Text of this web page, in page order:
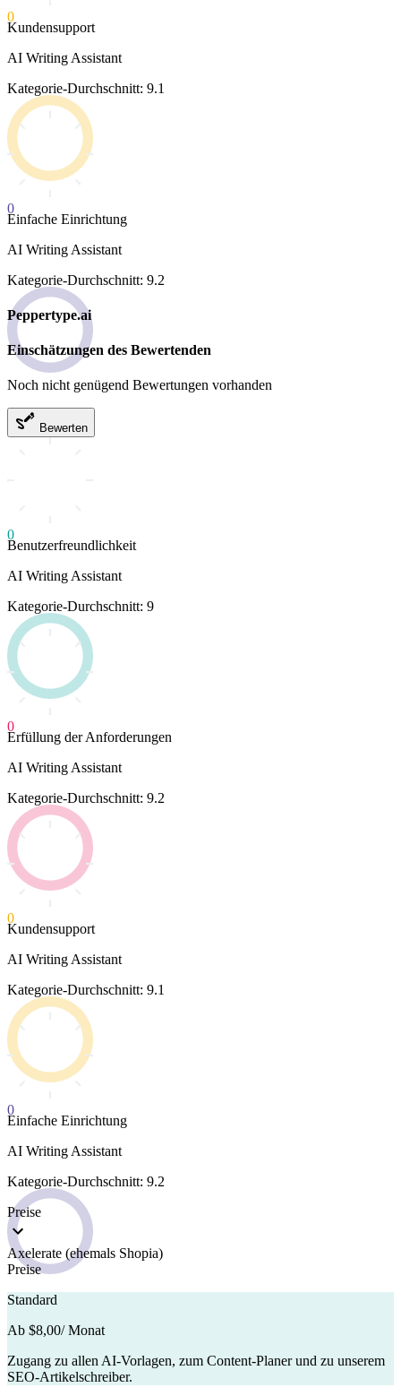
0
Kundensupport
AI Writing Assistant
Kategorie-Durchschnitt: 9.1
0
Einfache Einrichtung
AI Writing Assistant
Kategorie-Durchschnitt: 9.2
Peppertype.ai
Einschätzungen des Bewertenden
Noch nicht genügend Bewertungen vorhanden
Bewerten
0
Benutzerfreundlichkeit
AI Writing Assistant
Kategorie-Durchschnitt: 9
0
Erfüllung der Anforderungen
AI Writing Assistant
Kategorie-Durchschnitt: 9.2
0
Kundensupport
AI Writing Assistant
Kategorie-Durchschnitt: 9.1
0
Einfache Einrichtung
AI Writing Assistant
Kategorie-Durchschnitt: 9.2
Preise
Axelerate (ehemals Shopia)
Preise
Standard
Ab $8,00/ Monat
Zugang zu allen AI-Vorlagen, zum Content-Planer und zu unserem
SEO-Artikelschreiber.